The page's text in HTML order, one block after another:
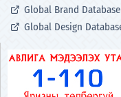
Global Brand Database
Global Design